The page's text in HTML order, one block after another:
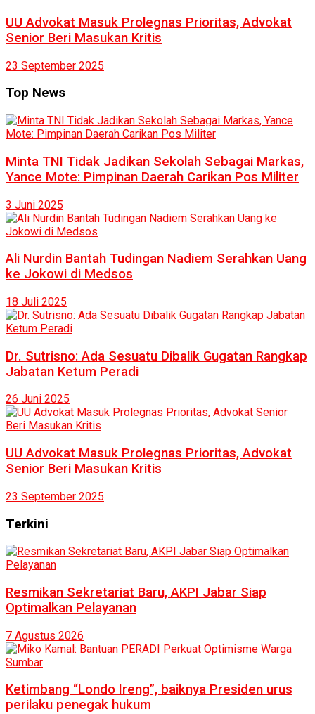
UU Advokat Masuk Prolegnas Prioritas, Advokat
Senior Beri Masukan Kritis
23 September 2025
Top News
Minta TNI Tidak Jadikan Sekolah Sebagai Markas,
Yance Mote: Pimpinan Daerah Carikan Pos Militer
3 Juni 2025
Ali Nurdin Bantah Tudingan Nadiem Serahkan Uang
ke Jokowi di Medsos
18 Juli 2025
Dr. Sutrisno: Ada Sesuatu Dibalik Gugatan Rangkap
Jabatan Ketum Peradi
26 Juni 2025
UU Advokat Masuk Prolegnas Prioritas, Advokat
Senior Beri Masukan Kritis
23 September 2025
Terkini
Resmikan Sekretariat Baru, AKPI Jabar Siap
Optimalkan Pelayanan
7 Agustus 2026
Ketimbang “Londo Ireng”, baiknya Presiden urus
perilaku penegak hukum